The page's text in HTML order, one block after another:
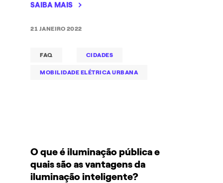
SAIBA MAIS
FAQ CIDADES
MOBILIDADE ELÉTRICA URBANA
21 JANEIRO 2022
O que é iluminação pública e
quais são as vantagens da
iluminação inteligente?